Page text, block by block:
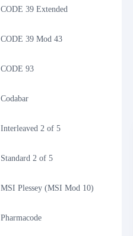
CODE 39 Extended
CODE 39 Mod 43
CODE 93
Codabar
Interleaved 2 of 5
Standard 2 of 5
MSI Plessey (MSI Mod 10)
Pharmacode